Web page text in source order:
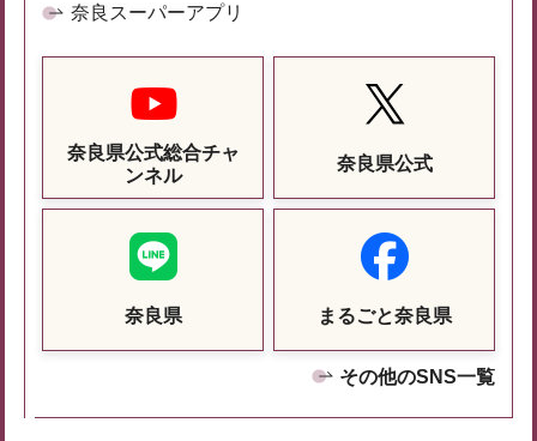
奈良スーパーアプリ
奈良県公式総合チャ
ンネル
奈良県公式
奈良県 まるごと奈良県
その他のSNS一覧